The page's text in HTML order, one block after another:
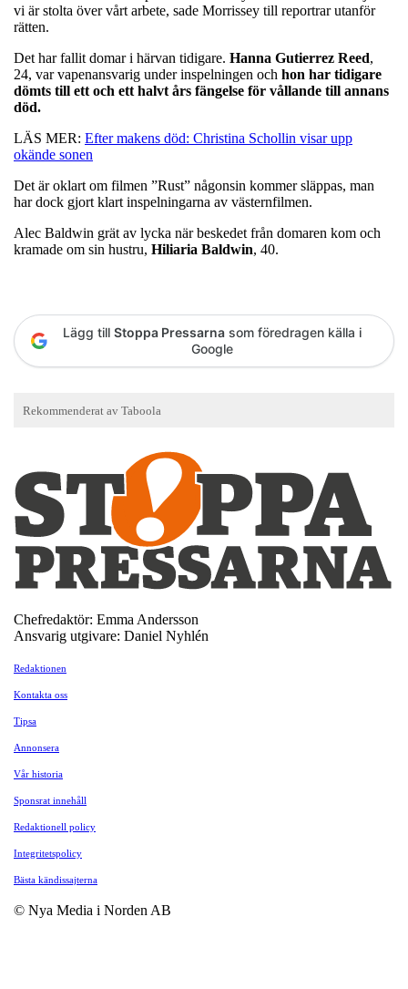
vi är stolta över vårt arbete, sade Morrissey till reportrar utanför
rätten.
Det har fallit domar i härvan tidigare. Hanna Gutierrez Reed,
24, var vapenansvarig under inspelningen och hon har tidigare
dömts till ett och ett halvt års fängelse för vållande till annans
död.
LÄS MER: Efter makens död: Christina Schollin visar upp
okände sonen
Det är oklart om filmen ”Rust” någonsin kommer släppas, man
har dock gjort klart inspelningarna av västernfilmen.
Alec Baldwin grät av lycka när beskedet från domaren kom och
kramade om sin hustru, Hiliaria Baldwin, 40.
Lägg till Stoppa Pressarna som föredragen källa i
Google
Chefredaktör: Emma Andersson
Ansvarig utgivare: Daniel Nyhlén
Redaktionen
Kontakta oss
Tipsa
Annonsera
Vår historia
Sponsrat innehåll
Redaktionell policy
Integritetspolicy
Bästa kändissajterna
© Nya Media i Norden AB